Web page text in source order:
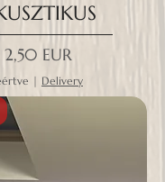
2,50 EUR
ár
| Delivery